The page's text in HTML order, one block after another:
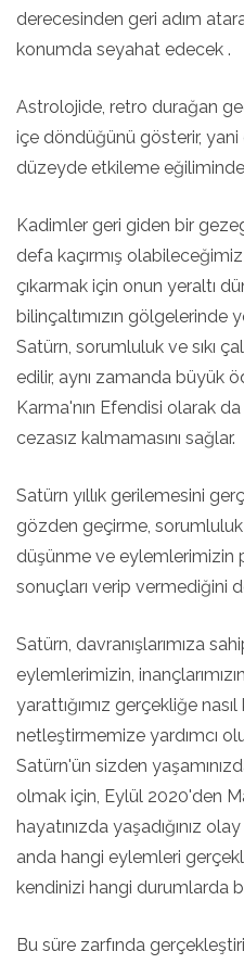
derecesinden geri adım
konumda seyahat edecek .
Astrolojide, retro durağan
içe döndüğünü gösterir, yani
düzeyde etkileme
Kadimler geri giden bir
defa kaçırmış
çıkarmak için onun yeraltı
bilinçaltımızın gölgelerinde
Satürn, sorumluluk ve sıkı
edilir, aynı zamanda büyük
Karma'nın Efendisi olarak
cezasız kalmamasını sağlar.
Satürn yıllık gerilemesini
gözden geçirme,
düşünme ve eylemlerimizin
sonuçları verip vermediğini
Satürn, davranışlarımıza
eylemlerimizin,
yarattığımız gerçekliğe
netleştirmemize yardımcı
Satürn'ün sizden
olmak için, Eylül 2020'den
hayatınızda yaşadığınız
anda hangi eylemleri
kendinizi hangi durumlarda
Bu süre zarfında